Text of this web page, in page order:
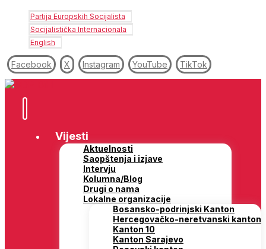
Partija Europskih Socijalista
Socijalistička Internacionala
English
Facebook X Instagram YouTube TikTok
Vijesti
Aktuelnosti
Saopštenja i izjave
Intervju
Kolumna/Blog
Drugi o nama
Lokalne organizacije
Bosansko-podrinjski Kanton
Hercegovačko-neretvanski kanton
Kanton 10
Kanton Sarajevo